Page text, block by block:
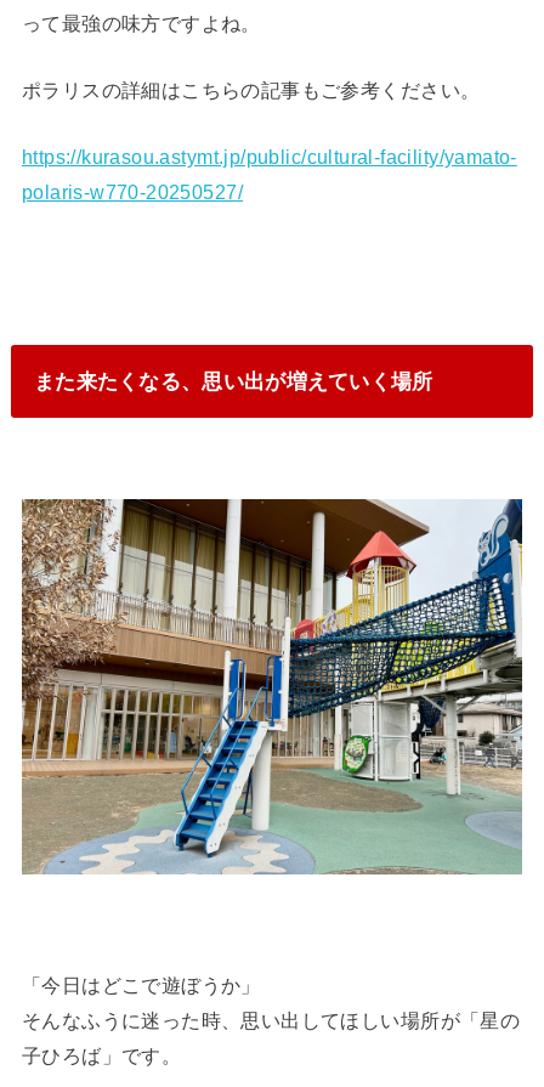
って最強の味方ですよね。
ポラリスの詳細はこちらの記事もご参考ください。
https://kurasou.astymt.jp/public/cultural-facility/yamato-
polaris-w770-20250527/
また来たくなる、思い出が増えていく場所
「今日はどこで遊ぼうか」
そんなふうに迷った時、思い出してほしい場所が「星の
子ひろば」です。